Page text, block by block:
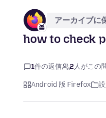
アーカイブに
how to check
1件の返信 2人がこの
Android 版 Firefox